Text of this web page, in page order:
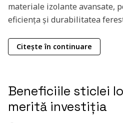
materiale izolante avansate,
eficiența și durabilitatea
Citește în continuare
Beneficiile sticlei
merită investiția